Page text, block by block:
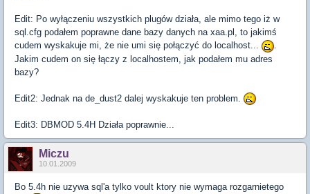
Edit: Po wyłączeniu wszystkich plugów działa, ale mimo tego iż w
sql.cfg podałem poprawne dane bazy danych na xaa.pl, to jakimś
cudem wyskakuje mi, że nie umi się połączyć do localhost...
.
Jakim cudem on się łączy z localhostem, jak podałem mu adres
bazy?
Edit2: Jednak na de_dust2 dalej wyskakuje ten problem.
Edit3: DBMOD 5.4H Działa poprawnie...
Miczu
10.01.2009
Bo 5.4h nie uzywa sql'a tylko voult ktory nie wymaga rozgarnietego